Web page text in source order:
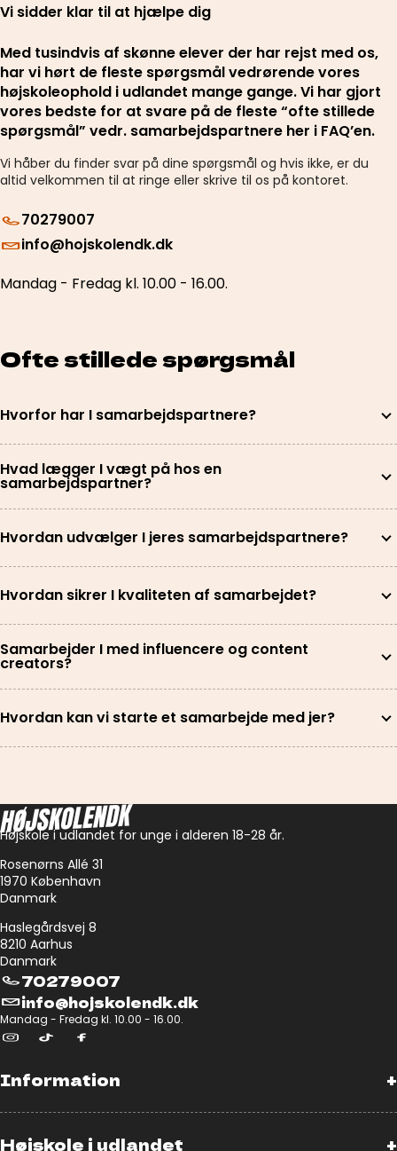
Vi sidder klar til at hjælpe dig
Med tusindvis af skønne elever der har rejst med os,
har vi hørt de fleste spørgsmål vedrørende vores
højskoleophold i udlandet mange gange. Vi har gjort
vores bedste for at svare på de fleste “ofte stillede
spørgsmål” vedr. samarbejdspartnere her i FAQ’en.
Vi håber du finder svar på dine spørgsmål og hvis ikke, er du
altid velkommen til at ringe eller skrive til os på kontoret.
70279007
info@hojskolendk.dk
Mandag - Fredag kl. 10.00 - 16.00.
Ofte stillede spørgsmål
Hvorfor har I samarbejdspartnere?
Hvad lægger I vægt på hos en
samarbejdspartner?
Hvordan udvælger I jeres samarbejdspartnere?
Hvordan sikrer I kvaliteten af samarbejdet?
Samarbejder I med influencere og content
creators?
Hvordan kan vi starte et samarbejde med jer?
Højskole i udlandet for unge i alderen 18-28 år.
Rosenørns Allé 31
1970 København
Danmark
Haslegårdsvej 8
8210 Aarhus
Danmark
70279007
info@hojskolendk.dk
Mandag - Fredag kl. 10.00 - 16.00.
Information +
Højskole i udlandet +